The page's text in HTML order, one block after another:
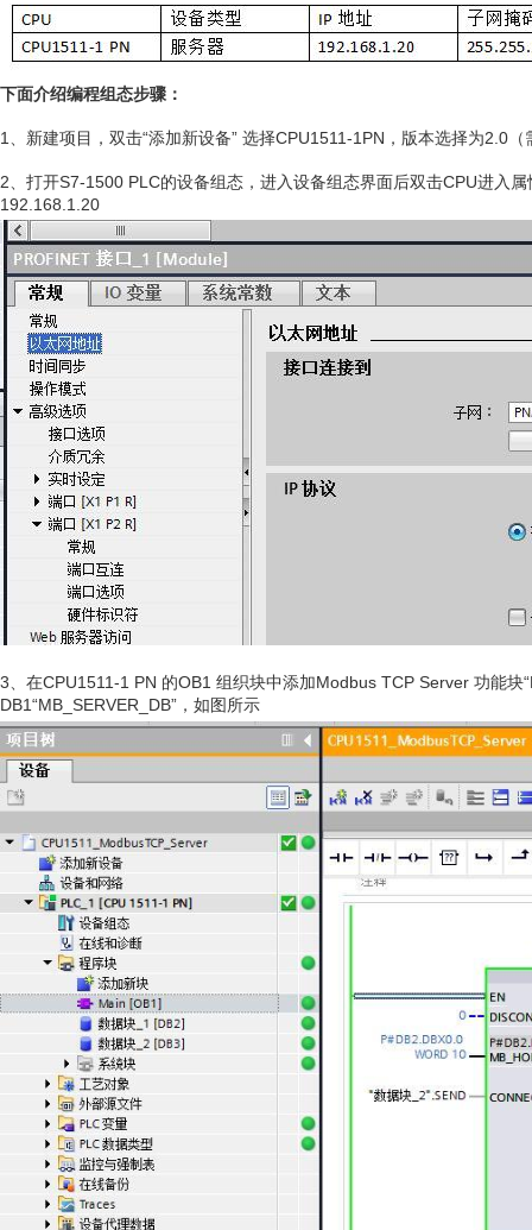
下面介绍编程组态步骤：
1、新建项目，双击“添加新设备” 选择CPU1511-1PN，版本选择为2.0
2、打开S7-1500 PLC的设备组态，进入设备组态界面后双击CPU进入
192.168.1.20
3、在CPU1511-1 PN 的OB1 组织块中添加Modbus TCP Server 功能
DB1“MB_SERVER_DB”，如图所示